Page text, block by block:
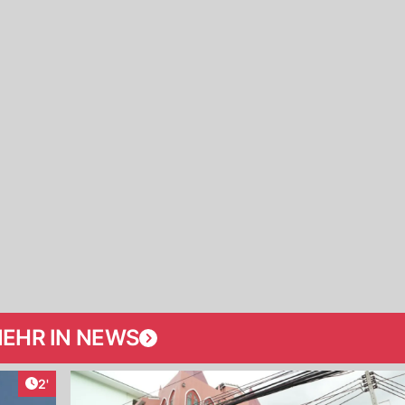
IN NEWS
Artikel veröffentlicht:
2'